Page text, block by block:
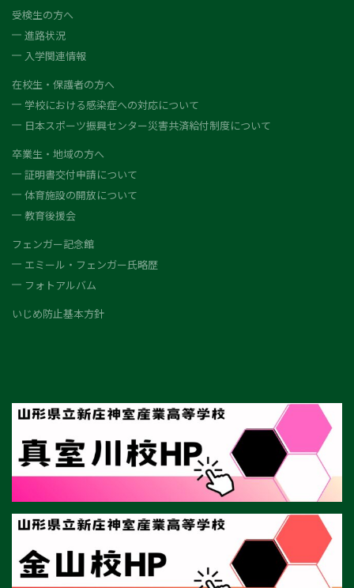
受検生の方へ
進路状況
入学関連情報
在校生・保護者の方へ
学校における感染症への対応について
日本スポーツ振興センター災害共済給付制度について
卒業生・地域の方へ
証明書交付申請について
体育施設の開放について
教育後援会
フェンガー記念館
エミール・フェンガー氏略歴
フォトアルバム
いじめ防止基本方針